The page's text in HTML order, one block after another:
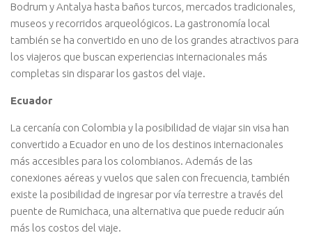
Bodrum y Antalya hasta baños turcos, mercados tradicionales,
museos y recorridos arqueológicos. La gastronomía local
también se ha convertido en uno de los grandes atractivos para
los viajeros que buscan experiencias internacionales más
completas sin disparar los gastos del viaje.
Ecuador
La cercanía con Colombia y la posibilidad de viajar sin visa han
convertido a Ecuador en uno de los destinos internacionales
más accesibles para los colombianos. Además de las
conexiones aéreas y vuelos que salen con frecuencia, también
existe la posibilidad de ingresar por vía terrestre a través del
puente de Rumichaca, una alternativa que puede reducir aún
más los costos del viaje.